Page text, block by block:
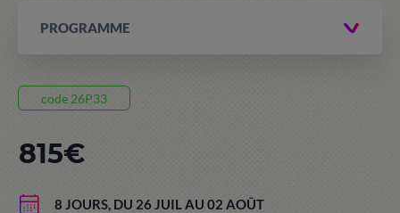
PROGRAMME
code 26P33
8 JOURS, DU 26 JUIL AU 02 AOÛT
815€